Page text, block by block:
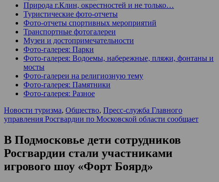
Природа г.Клин, окрестностей и не только…
Туристические фото-отчеты
Фото-отчеты спортивных мероприятий
Транспортные фотогалереи
Музеи и достопримечательности
Фото-галерея: Парки
Фото-галерея: Водоемы, набережные, пляжи, фонтаны и
мосты
Фото-галереи на религиозную тему
Фото-галерея: Памятники
Фото-галерея: Разное
Новости туризма, Общество, Пресс-служба Главного
управления Росгвардии по Московской области сообщает
В Подмосковье дети сотрудников
Росгвардии стали участниками
игрового шоу «Форт Боярд»